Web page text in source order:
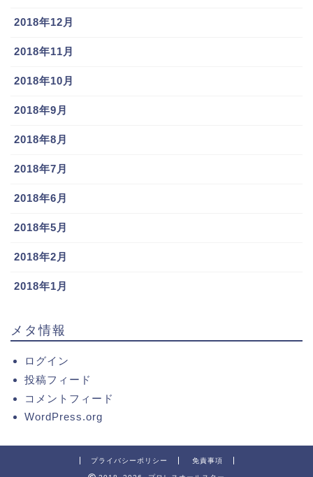
2018年12月
2018年11月
2018年10月
2018年9月
2018年8月
2018年7月
2018年6月
2018年5月
2018年2月
2018年1月
メタ情報
ログイン
投稿フィード
コメントフィード
WordPress.org
プライバシーポリシー 免責事項